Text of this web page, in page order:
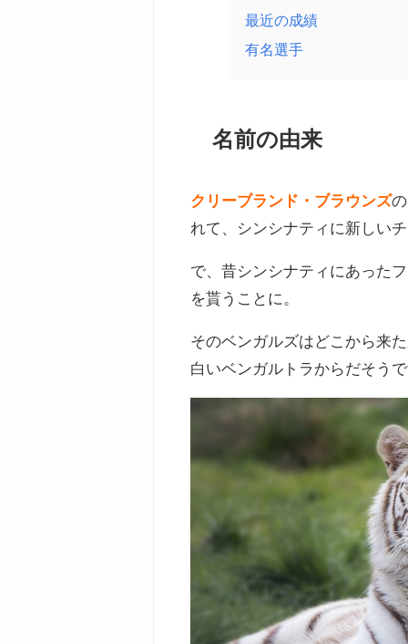
最近の成績
有名選手
名前の由来
クリーブランド・ブラウンズ
れて、シンシナティに新しい
で、昔シンシナティにあった
を貰うことに。
そのベンガルズはどこから来た
白いベンガルトラからだそうで